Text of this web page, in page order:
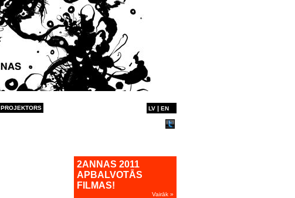
PROJEKTORS LV |EN
2ANNAS 2011
APBALVOTĀS
FILMAS!
Vairāk »